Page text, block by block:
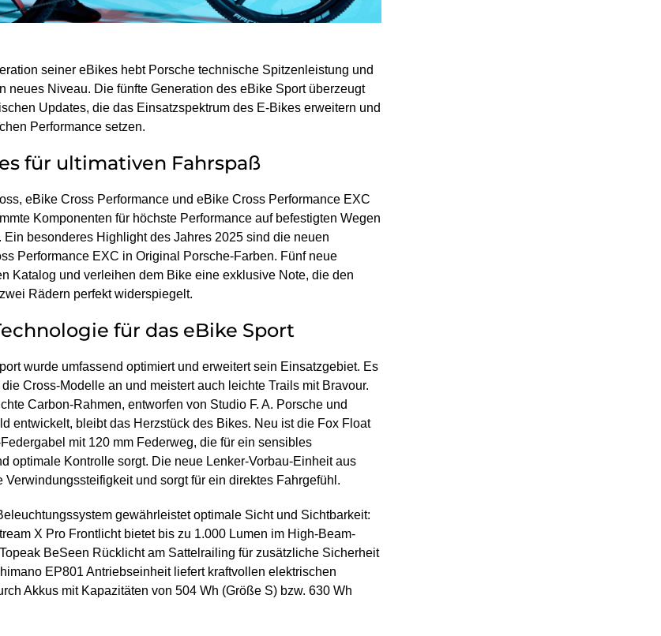
seiner eBikes hebt Porsche technische Spitzenleistung und
neues Niveau. Die fünfte Generation des eBike Sport überzeugt
Updates, die das Einsatzspektrum des E-Bikes erweitern und
Performance setzen.
für ultimativen Fahrspaß
eBike Cross Performance und eBike Cross Performance EXC
Komponenten für höchste Performance auf befestigten Wegen
Ein besonderes Highlight des Jahres 2025 sind die neuen
Performance EXC in Original Porsche-Farben. Fünf neue
Katalog und verleihen dem Bike eine exklusive Note, die den
Rädern perfekt widerspiegelt.
für das eBike Sport
wurde umfassend optimiert und erweitert sein Einsatzgebiet. Es
Cross-Modelle an und meistert auch leichte Trails mit Bravour.
Carbon-Rahmen, entworfen von Studio F. A. Porsche und
entwickelt, bleibt das Herzstück des Bikes. Neu ist die Fox Float
mit 120 mm Federweg, die für ein sensibles
optimale Kontrolle sorgt. Die neue Lenker-Vorbau-Einheit aus
Verwindungssteifigkeit und sorgt für ein direktes Fahrgefühl.
gewährleistet optimale Sicht und Sichtbarkeit:
X Pro Frontlicht bietet bis zu 1.000 Lumen im High-Beam-
BeSeen Rücklicht am Sattelrailing für zusätzliche Sicherheit
EP801 Antriebseinheit liefert kraftvollen elektrischen
Akkus mit Kapazitäten von 504 Wh (Größe S) bzw. 630 Wh